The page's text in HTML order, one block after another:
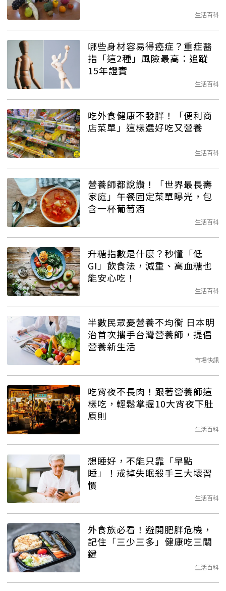
生活百科
哪些身材容易得癌症？重症醫
指「這2種」風險最高：追蹤
15年證實
生活百科
吃外食健康不發胖！「便利商
店菜單」這樣選好吃又營養
生活百科
營養師都說讚！「世界最長壽
家庭」午餐固定菜單曝光，包
含一杯葡萄酒
生活百科
升糖指數是什麼？秒懂「低
GI」飲食法，減重、高血糖也
能安心吃！
生活百科
半數民眾憂營養不均衡 日本明
治首次攜手台灣營養師，提倡
營養新生活
市場快訊
吃宵夜不長肉！跟著營養師這
樣吃，輕鬆掌握10大宵夜下肚
原則
生活百科
想睡好，不能只靠「早點
睡」！戒掉失眠殺手三大壞習
慣
生活百科
外食族必看！避開肥胖危機，
記住「三少三多」健康吃三關
鍵
生活百科